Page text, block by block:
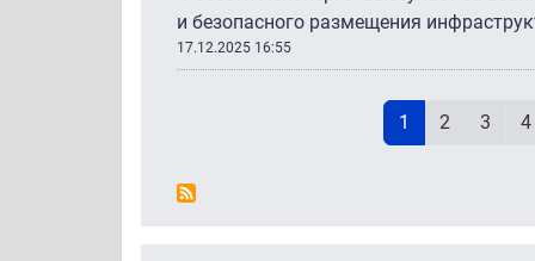
и безопасного размещения
17.12.2025 16:55
Текущая
1 Page
2 Page
3 4